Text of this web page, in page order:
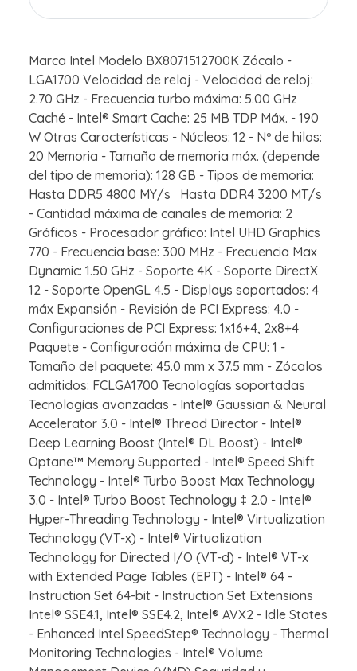
Marca Intel Modelo BX8071512700K Zócalo -
LGA1700 Velocidad de reloj - Velocidad de reloj:
2.70 GHz - Frecuencia turbo máxima: 5.00 GHz
Caché - Intel® Smart Cache: 25 MB TDP Máx. - 190
W Otras Características - Núcleos: 12 - Nº de hilos:
20 Memoria - Tamaño de memoria máx. (depende
del tipo de memoria): 128 GB - Tipos de memoria:
Hasta DDR5 4800 MY/s Hasta DDR4 3200 MT/s
- Cantidad máxima de canales de memoria: 2
Gráficos - Procesador gráfico: Intel UHD Graphics
770 - Frecuencia base: 300 MHz - Frecuencia Max
Dynamic: 1.50 GHz - Soporte 4K - Soporte DirectX
12 - Soporte OpenGL 4.5 - Displays soportados: 4
máx Expansión - Revisión de PCI Express: 4.0 -
Configuraciones de PCI Express: 1x16+4, 2x8+4
Paquete - Configuración máxima de CPU: 1 -
Tamaño del paquete: 45.0 mm x 37.5 mm - Zócalos
admitidos: FCLGA1700 Tecnologías soportadas
Tecnologías avanzadas - Intel® Gaussian & Neural
Accelerator 3.0 - Intel® Thread Director - Intel®
Deep Learning Boost (Intel® DL Boost) - Intel®
Optane™ Memory Supported - Intel® Speed Shift
Technology - Intel® Turbo Boost Max Technology
3.0 - Intel® Turbo Boost Technology ‡ 2.0 - Intel®
Hyper-Threading Technology - Intel® Virtualization
Technology (VT-x) - Intel® Virtualization
Technology for Directed I/O (VT-d) - Intel® VT-x
with Extended Page Tables (EPT) - Intel® 64 -
Instruction Set 64-bit - Instruction Set Extensions
Intel® SSE4.1, Intel® SSE4.2, Intel® AVX2 - Idle States
- Enhanced Intel SpeedStep® Technology - Thermal
Monitoring Technologies - Intel® Volume